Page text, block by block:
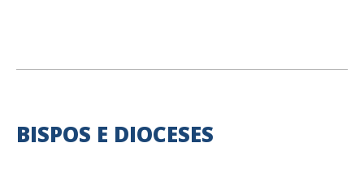
BISPOS E DIOCESES